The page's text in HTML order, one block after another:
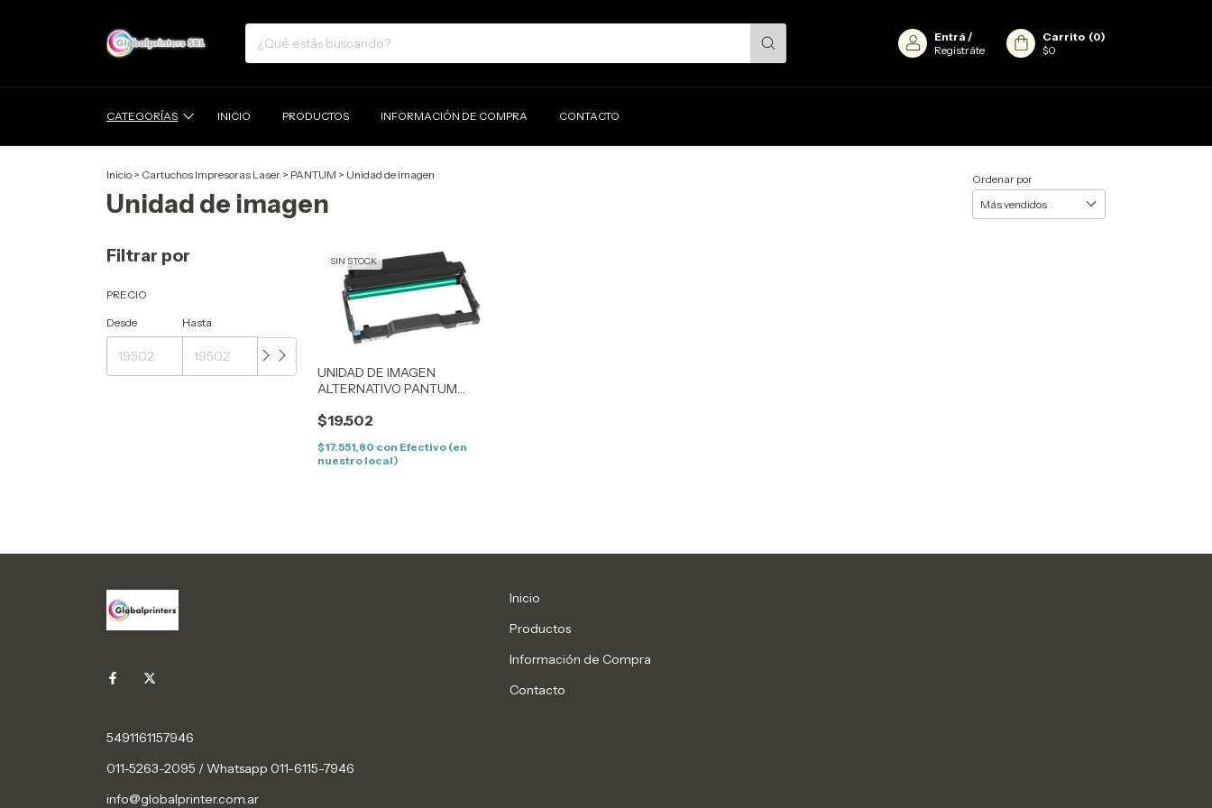
Entrá /
Registráte
Carrito (0)
$0
CATEGORÍAS INICIO PRODUCTOS INFORMACIÓN DE COMPRA CONTACTO
Inicio > Cartuchos Impresoras Laser > PANTUM > Unidad de imagen
Unidad de imagen
Ordenar por
Filtrar por
PRECIO
Desde Hasta
SIN STOCK
UNIDAD DE IMAGEN
ALTERNATIVO PANTUM
ADW-FDN-FDW (DL5120)
$19.502
$17.551,80 con Efectivo (en
nuestro local)
5491161157946
011-5263-2095 / Whatsapp 011-6115-7946
info@globalprinter.com.ar
Inicio
Productos
Información de Compra
Contacto